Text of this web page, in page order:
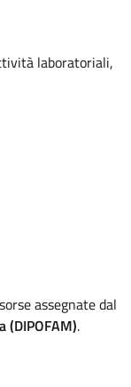
laboratoriali,
assegnate dal
(DIPOFAM).